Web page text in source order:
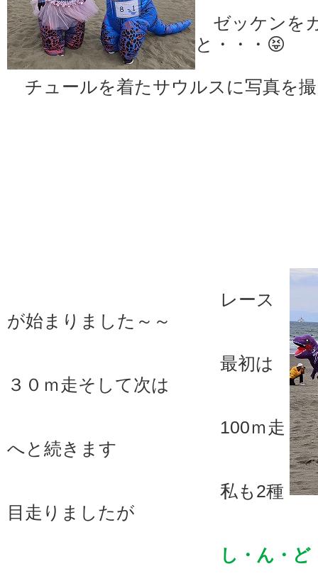
ゼッケンを
と・・・😝
チュールを着たサウルスに写真を
レース
が始まりました～～
最初は
３０ｍ走そして次は
100ｍ走
へと続きます
私も2種
目走りましたが
し・ん・